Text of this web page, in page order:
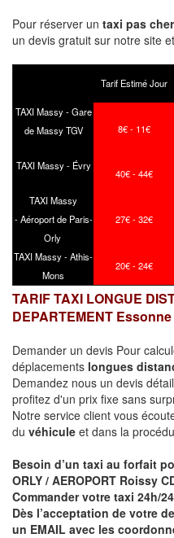
Pour réserver un taxi pas
un devis gratuit sur notre site
Tarif Estimé Jour
TAXI Massy - Gare
de Massy TGV
8€ - 11€
TAXI Massy - Évry
40€ - 44€
TAXI Massy
- Aéroport de Paris-
Orly
27€ - 32€
TAXI Massy - Athis-
Mons
20€ - 24€
TARIF TAXI LONGUE
DEPARTEMENT Essonne
Demander un devis Pour
déplacements longues
Demandez nous un devis
profitez d'un prix fixe sans
Notre service client vous
du véhicule et dans la
Besoin d’un taxi au forfait
ORLY / AEROPORT Roissy
Commander votre taxi 24h/
Dès l’acceptation de votre
un EMAIL avec les